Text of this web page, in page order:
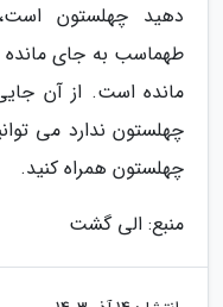
دهید چهلستون
طهماسب به جای مانده
مانده است. از آن
چهلستون ندارد می
چهلستون همراه کنید.
منبع: الی گشت